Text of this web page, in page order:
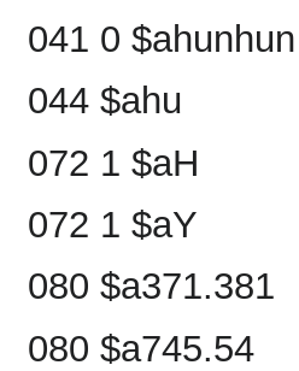
041 0 $ahunhun
044 $ahu
072 1 $aH
072 1 $aY
080 $a371.381
080 $a745.54